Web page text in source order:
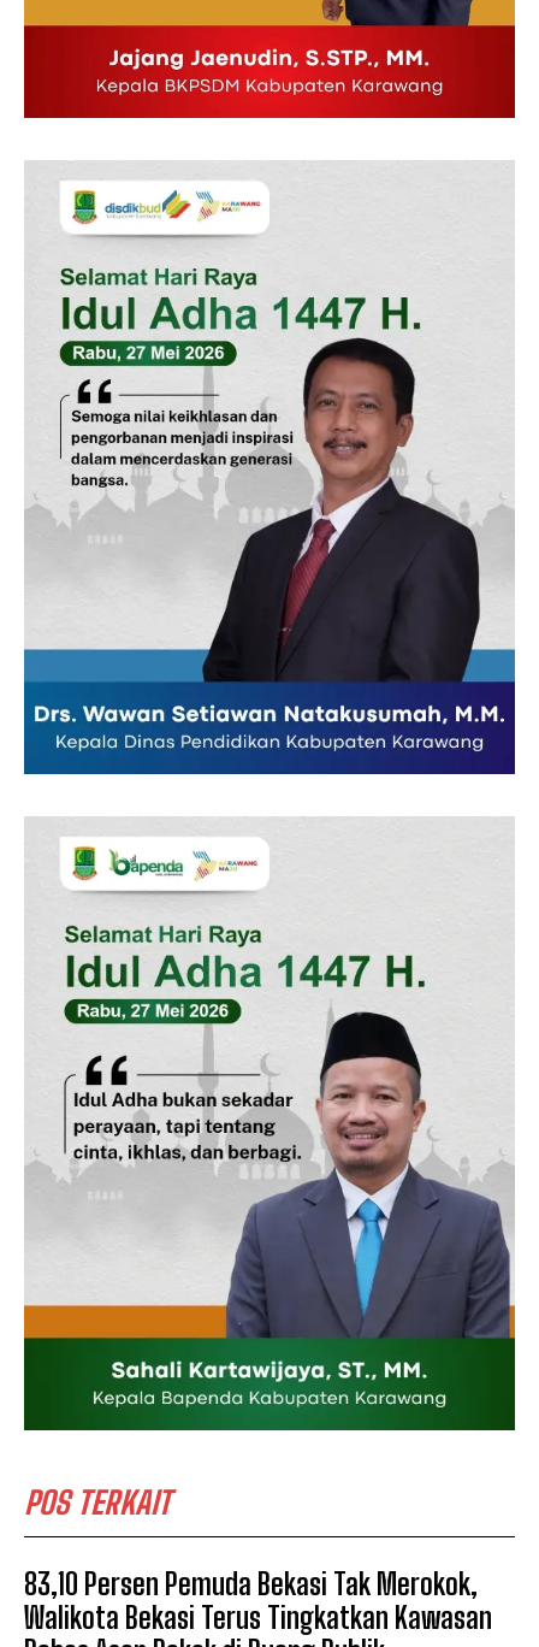
Disclaimer
Kontak Kami
Indeks Berita
POS TERKAIT
83,10 Persen Pemuda Bekasi Tak Merokok,
Walikota Bekasi Terus Tingkatkan Kawasan